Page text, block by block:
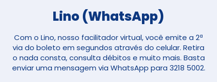
Lino (WhatsApp)
Com o Lino, nosso facilitador virtual, você emite a 2ª
via do boleto em segundos através do celular. Retira
o nada consta, consulta débitos e muito mais. Basta
enviar uma mensagem via WhatsApp para 3218 5002.